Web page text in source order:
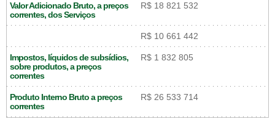
Valor Adicionado Bruto, a preços
correntes, dos Serviços
R$ 18 821 532
R$ 10 661 442
Impostos, líquidos de subsídios,
sobre produtos, a preços
correntes
R$ 1 832 805
Produto Interno Bruto a preços
correntes
R$ 26 533 714